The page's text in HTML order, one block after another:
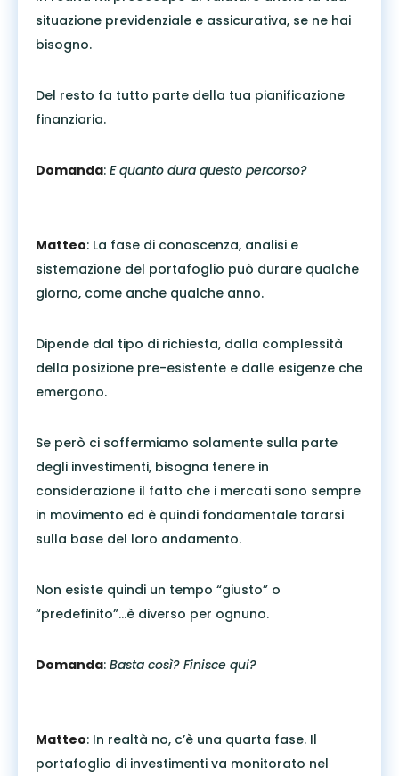
situazione previdenziale e assicurativa, se ne hai
bisogno.
Del resto fa tutto parte della tua pianificazione
finanziaria.
Domanda: E quanto dura questo percorso?
Matteo: La fase di conoscenza, analisi e
sistemazione del portafoglio può durare qualche
giorno, come anche qualche anno.
Dipende dal tipo di richiesta, dalla complessità
della posizione pre-esistente e dalle esigenze che
emergono.
Se però ci soffermiamo solamente sulla parte
degli investimenti, bisogna tenere in
considerazione il fatto che i mercati sono sempre
in movimento ed è quindi fondamentale tararsi
sulla base del loro andamento.
Non esiste quindi un tempo “giusto” o
“predefinito”…è diverso per ognuno.
Domanda: Basta così? Finisce qui?
Matteo: In realtà no, c’è una quarta fase. Il
portafoglio di investimenti va monitorato nel